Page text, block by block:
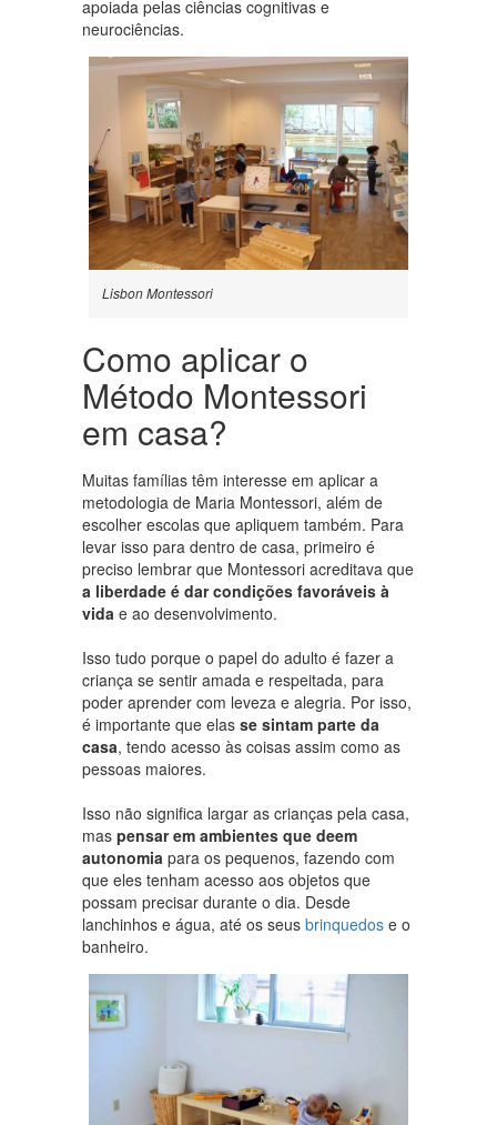
apoiada pelas ciências cognitivas e
neurociências.
Lisbon Montessori
Como aplicar o
Método Montessori
em casa?
Muitas famílias têm interesse em aplicar a
metodologia de Maria Montessori, além de
escolher escolas que apliquem também. Para
levar isso para dentro de casa, primeiro é
preciso lembrar que Montessori acreditava que
a liberdade é dar condições favoráveis à
vida e ao desenvolvimento.
Isso tudo porque o papel do adulto é fazer a
criança se sentir amada e respeitada, para
poder aprender com leveza e alegria. Por isso,
é importante que elas se sintam parte da
casa, tendo acesso às coisas assim como as
pessoas maiores.
Isso não significa largar as crianças pela casa,
mas pensar em ambientes que deem
autonomia para os pequenos, fazendo com
que eles tenham acesso aos objetos que
possam precisar durante o dia. Desde
lanchinhos e água, até os seus brinquedos e o
banheiro.